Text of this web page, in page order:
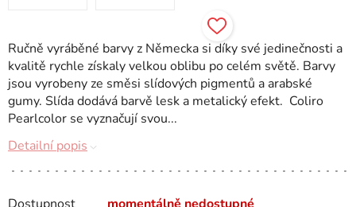
Ručně vyráběné barvy z Německa si díky své jedinečnosti a
kvalitě rychle získaly velkou oblibu po celém světě. Barvy
jsou vyrobeny ze směsi slídových pigmentů a arabské
gumy. Slída dodává barvě lesk a metalický efekt. Coliro
Pearlcolor se vyznačují svou...
Detailní popis